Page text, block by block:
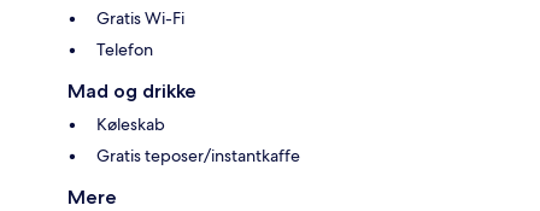
Gratis Wi-Fi
Telefon
Mad og drikke
Køleskab
Gratis teposer/instantkaffe
Mere